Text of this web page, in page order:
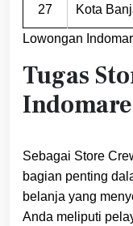
27 Kota
Lowongan
Tugas
Sebagai Store
bagian penting
belanja yang
Anda meliputi